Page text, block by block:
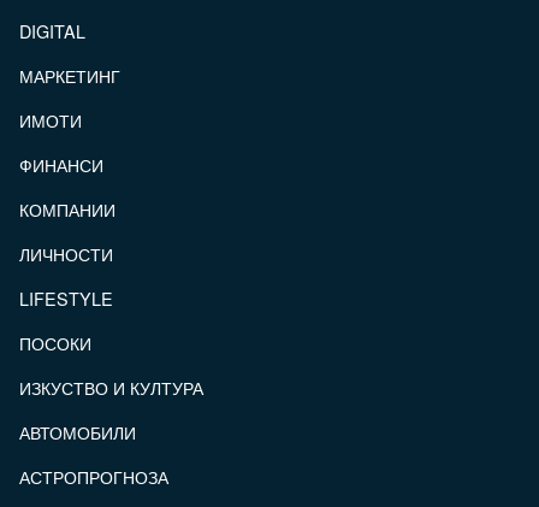
DIGITAL
МАРКЕТИНГ
ИМОТИ
ФИНАНСИ
КОМПАНИИ
ЛИЧНОСТИ
LIFESTYLE
ПОСОКИ
ИЗКУСТВО И КУЛТУРА
АВТОМОБИЛИ
АСТРОПРОГНОЗА